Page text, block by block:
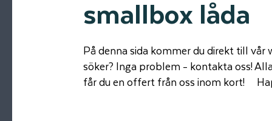
smallbox låda
På denna sida kommer du direkt till
söker? Inga problem - kontakta oss!
får du en offert från oss inom kort!